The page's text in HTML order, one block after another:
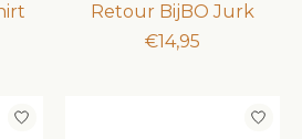
Retour BijBO Jurk
€14,95